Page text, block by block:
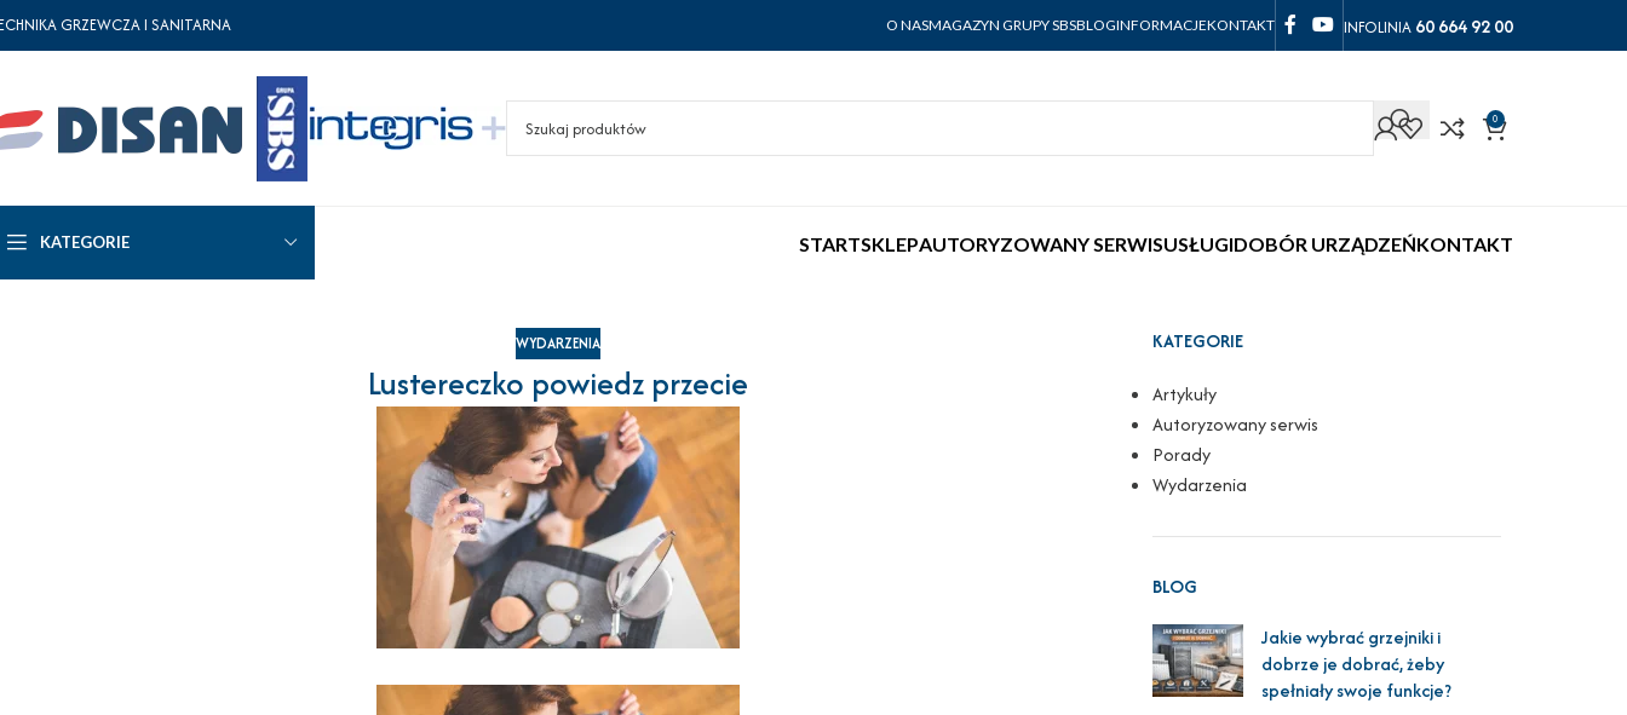
GRZEWCZA I SANITARNA O NASMAGAZYN GRUPY SBSBLOGINFORMACJEKONTAKT INFOLINIA 60 664 92 00
0
KATEGORIE STARTSKLEPAUTORYZOWANY SERWISUSŁUGIDOBÓR URZĄDZEŃKONTAKT
WYDARZENIA
Lustereczko powiedz przecie
KATEGORIE
Artykuły
Autoryzowany serwis
Porady
Wydarzenia
BLOG
Jakie wybrać grzejniki i
dobrze je dobrać, żeby
spełniały swoje funkcje?